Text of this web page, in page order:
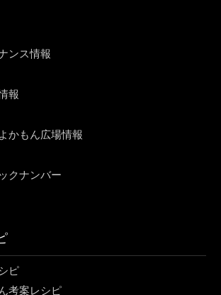
ンス情報
報
かもん広場情報
クナンバー
ピ
考案レシピ